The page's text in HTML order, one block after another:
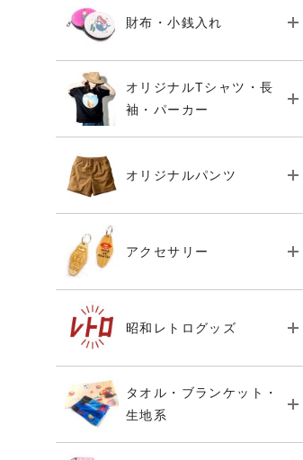
財布・小銭入れ
オリジナルTシャツ・長
袖・パーカー
オリジナルパンツ
アクセサリー
昭和レトログッズ
タオル・ブランケット・
生地系